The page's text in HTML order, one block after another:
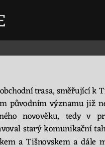
obchodní trasa, směřující k T
původním významu již
novověku, tedy v
starý komunikační
a Tišnovskem a dále